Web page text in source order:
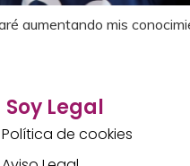
aumentando mis
Soy Legal
Política de cookies